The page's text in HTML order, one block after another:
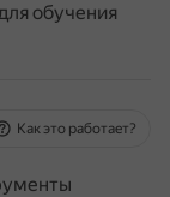
обучения
Как это работает?